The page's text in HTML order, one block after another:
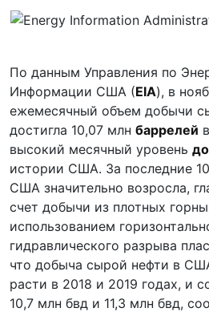
По данным Управления по
Информации США (EIA), в
ежемесячный объем добычи
достигла 10,07 млн баррелей
высокий месячный уровень
истории США. За последние
США значительно возросла,
счет добычи из плотных
использованием
гидравлического разрыва
что добыча сырой нефти в
расти в 2018 и 2019 годах, и
10,7 млн бвд и 11,3 млн бвд,